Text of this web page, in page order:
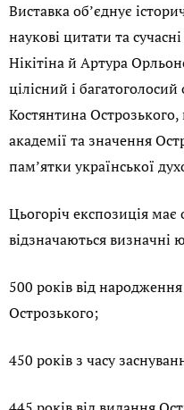
Виставка об’єднує
наукові цитати та
Нікітіна й Артура
цілісний і
Костянтина
академії та значення
пам’ятки української
Цьогоріч експозиція
відзначаються визначні
500 років від
Острозького;
450 років з часу